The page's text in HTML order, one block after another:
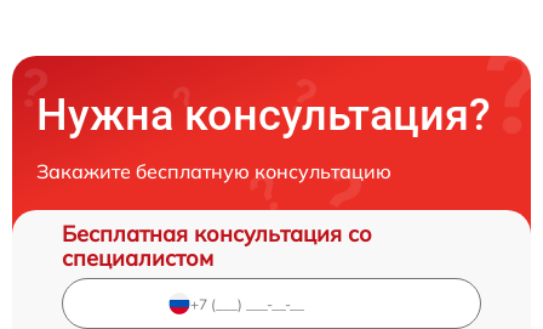
Нужна консультация?
Закажите бесплатную консультацию
Бесплатная консультация со
специалистом